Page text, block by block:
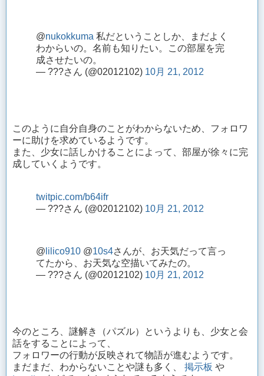
@nukokkuma 私だということしか、まだよく
わからいの。名前も知りたい。この部屋を完
成させたいの。
— ???さん (@02012102) 10月 21, 2012
このように自分自身のことがわからないため、フォロワ
ーに助けを求めているようです。
また、少女に話しかけることによって、部屋が徐々に完
成していくようです。
twitpic.com/b64ifr
— ???さん (@02012102) 10月 21, 2012
@ lilico910 @10s4さんが、お天気だって言っ
てたから、お天気な空描いてみたの。
— ???さん (@02012102) 10月 21, 2012
今のところ、謎解き（パズル）というよりも、少女と会
話をすることによって、
フォロワーの行動が反映されて物語が進むようです。
まだまだ、わからないことや謎も多く、 掲示板 や